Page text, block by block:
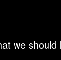
we should